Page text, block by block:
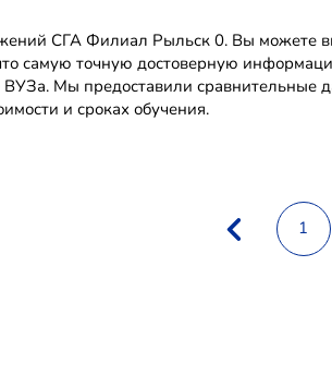
СГА Филиал Рыльск 0. Вы можете
самую точную достоверную
Мы предоставили
и сроках обучения.
1